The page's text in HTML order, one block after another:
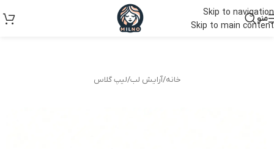
Skip to navigation
Skip to main content
منو
خانه/آرایش لب/لیپ گلاس